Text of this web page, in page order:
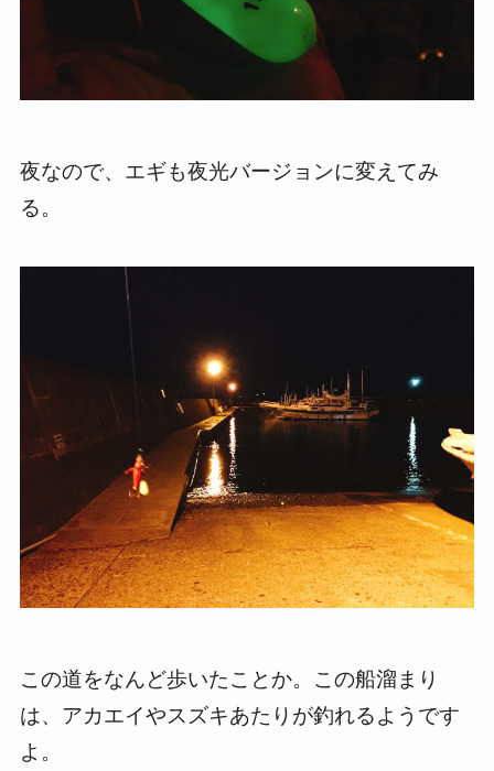
夜なので、エギも夜光バージョンに変えてみ
る。
この道をなんど歩いたことか。この船溜まり
は、アカエイやスズキあたりが釣れるようです
よ。